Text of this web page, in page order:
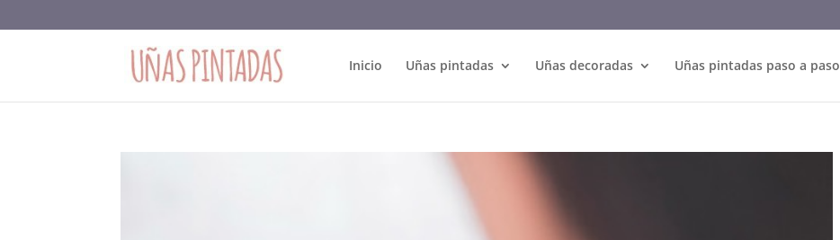
Inicio Uñas pintadas Uñas decoradas Uñas pintadas paso a paso